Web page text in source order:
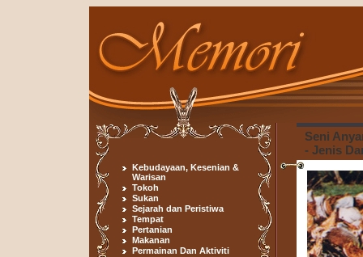
Kebudayaan, Kesenian &
Warisan
Tokoh
Sukan
Sejarah dan Peristiwa
Tempat
Pertanian
Makanan
Permainan Dan Aktiviti
Seni
- Jenis